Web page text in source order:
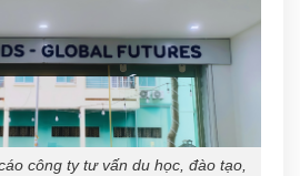
công ty tư vấn du học, đào tạo,